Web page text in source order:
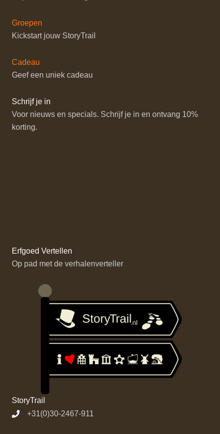
Groepen
Kickstart jouw StoryTrail
Cadeau
Geef een uniek cadeau
Schrijf je in
Voor nieuws en specials. Schrijf je in en ontvang 10%
korting.
Erfgoed Vertellen
Op pad met de verhalenverteller
StoryTrail
+31(0)30-2467-911